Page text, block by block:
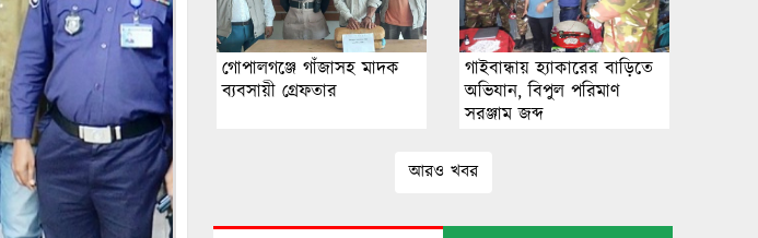
গোপালগঞ্জে গাঁজাসহ মাদক
ব্যবসায়ী গ্রেফতার
গাইবান্ধায় হ্যাকারের বাড়িতে
অভিযান, বিপুল পরিমাণ
সরঞ্জাম জব্দ
আরও খবর